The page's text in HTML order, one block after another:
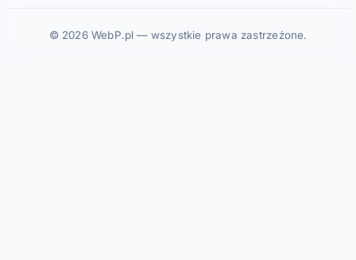
© 2026 WebP.pl — wszystkie prawa zastrzeżone.